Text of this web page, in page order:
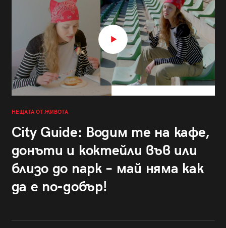
НЕЩАТА ОТ ЖИВОТА
City Guide: Водим те на кафе,
донъти и коктейли във или
близо до парк – май няма как
да е по-добър!